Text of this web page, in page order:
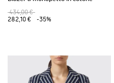
434,00 €
282,10 €
-35%